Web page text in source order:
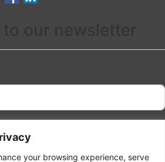
your browsing experience, serve